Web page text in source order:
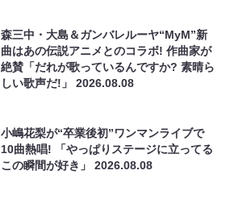
森三中・大島＆ガンバレルーヤ“MyM”新
曲はあの伝説アニメとのコラボ! 作曲家が
絶賛「だれが歌っているんですか? 素晴ら
しい歌声だ!」2026.08.08
小嶋花梨が“卒業後初”ワンマンライブで
10曲熱唱! 「やっぱりステージに立ってる
この瞬間が好き」2026.08.08